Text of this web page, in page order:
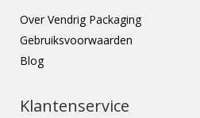
Over Vendrig Packaging
Gebruiksvoorwaarden
Blog
Klantenservice